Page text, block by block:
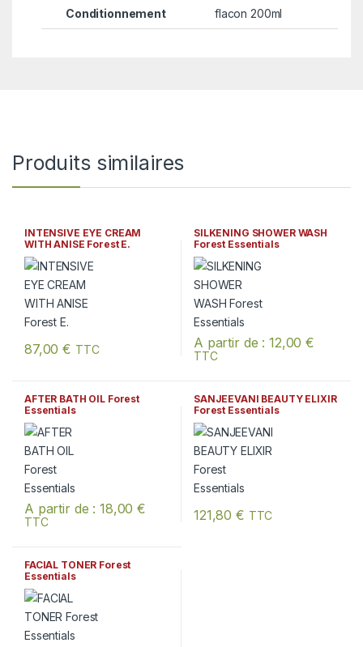
Conditionnement flacon 200ml
Produits similaires
INTENSIVE EYE CREAM
WITH ANISE Forest E.
87,00€ TTC
SILKENING SHOWER WASH
Forest Essentials
A partir de :12,00€
TTC
Ce produit a plusieurs
AFTER BATH OIL Forest
Essentials
A partir de :18,00€
TTC
Ce produit a plusieurs variations. Les options peuvent être
SANJEEVANI BEAUTY ELIXIR
Forest Essentials
121,80€ TTC
FACIAL TONER Forest
Essentials